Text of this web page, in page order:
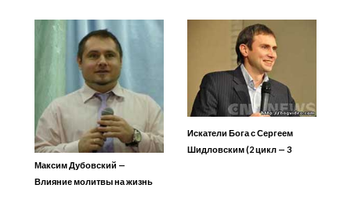
Максим Дубовский —
Влияние молитвы на жизнь
Искатели Бога с Сергеем
Шидловским (2 цикл — 3